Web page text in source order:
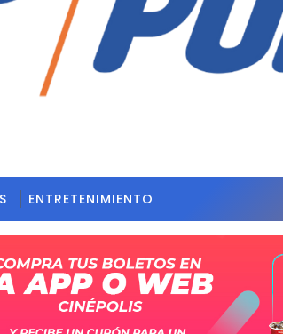
ENTRETENIMIENTO